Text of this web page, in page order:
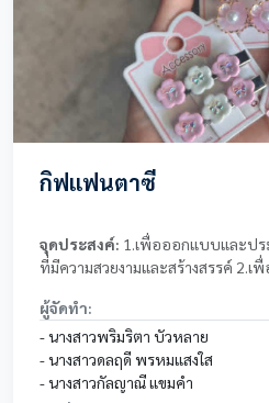
กิ๊ฟแฟนตาซี
จุดประสงค์: 1.เพื่อออกแบบและป
ที่มีความสวยงามและสร้างสรรค์ 2.
เกิดประโยชน์และพัฒนาความสามา
เพิ่มมูลค่าให้วัสดุและนำไปประยุกต์ใ
แนวทางในการสร้างอาชีพเสริมหรือร
ผู้จัดทำ:
- นางสาวพริมริตา บัวหลาย
- นางสาวดลฤดี พรหมแสงใส
- นางสาวกัลญาณี แขมคำ